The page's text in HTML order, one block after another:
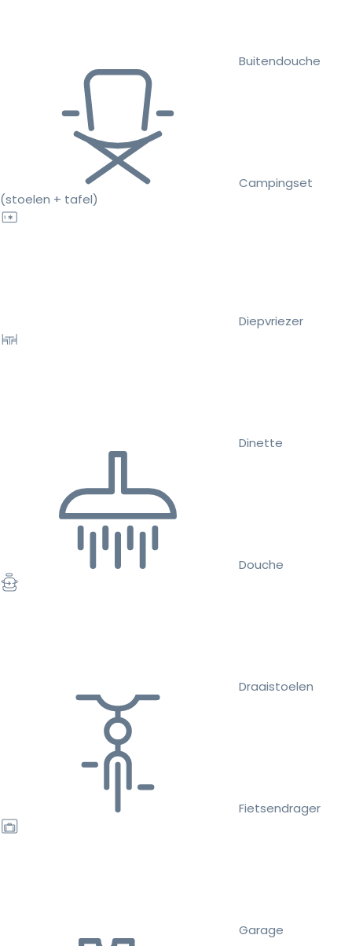
Buitendouche
Campingset
(stoelen + tafel)
Diepvriezer
Dinette
Douche
Draaistoelen
Fietsendrager
Garage